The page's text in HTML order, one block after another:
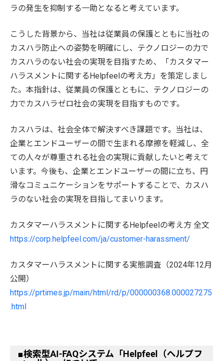
ラの発生を抑制する一助となると考えています。
こうした背景から、当社は従業員の保護とともに当社の
カスハラ防止への姿勢を明確にし、テクノロジーの力で
カスハラのない社会の実現を目指すため、「カスタマー
ハラスメントに関するHelpfeelの考え方」を策定しまし
た。本指針は、従業員の保護とともに、テクノロジーの
力でカスハラゼロ社会の実現を目指すものです。
カスハラは、社会全体で解決すべき課題です。当社は、
企業とエンドユーザーの間で生まれる摩擦を軽減し、全
ての人々が尊重される社会の実現に貢献したいと考えて
います。今後も、企業とエンドユーザーの間に立ち、円
滑なコミュニケーションをサポートすることで、カスハ
ラのない社会の実現を目指してまいります。
カスタマーハラスメントに関するHelpfeelの考え方 全文
https://corp.helpfeel.com/ja/customer-harassment/
カスタマーハラスメントに関する実態調査（2024年12月
公開）
https://prtimes.jp/main/html/rd/p/000000368.000027275
.html
■検索型AI-FAQシステム「Helpfeel（ヘルプフ